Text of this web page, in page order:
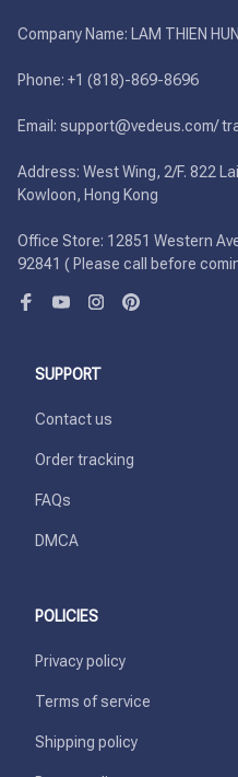
Company Name: LAM THIEN
Phone: +1 (818)-869-8696
Email: support@vedeus.com/
Address: West Wing, 2/F. 822
Kowloon, Hong Kong
Office Store: 12851 Western
92841 ( Please call before
SUPPORT
Contact us
Order tracking
FAQs
DMCA
POLICIES
Privacy policy
Terms of service
Shipping policy